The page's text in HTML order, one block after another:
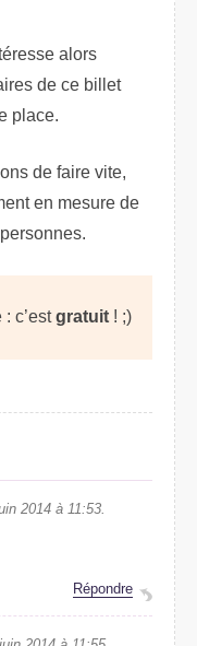
alors
de ce billet
place.
de faire vite,
en mesure de
c’estgratuit ! ;)
2014 à 11:53.
Répondre